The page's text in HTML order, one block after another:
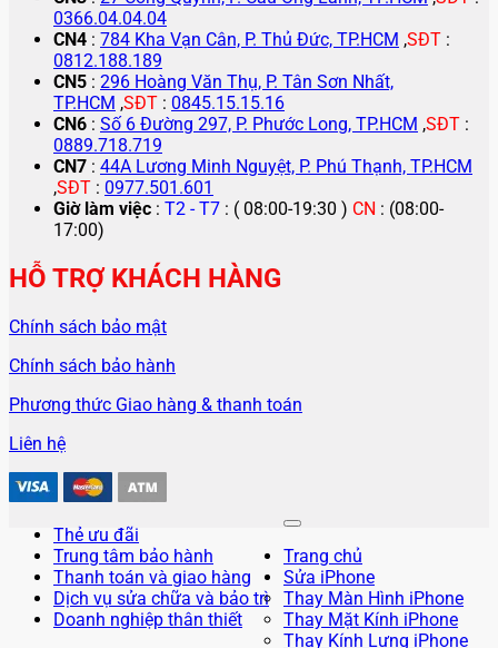
0366.04.04.04
CN4 : 784 Kha Vạn Cân, P. Thủ Đức, TP.HCM ,SĐT :
0812.188.189
CN5 : 296 Hoàng Văn Thụ, P. Tân Sơn Nhất,
TP.HCM ,SĐT : 0845.15.15.16
CN6 : Số 6 Đường 297, P. Phước Long, TP.HCM ,SĐT :
0889.718.719
CN7 : 44A Lương Minh Nguyệt, P. Phú Thạnh, TP.HCM
,SĐT : 0977.501.601
Giờ làm việc : T2 - T7 : ( 08:00-19:30 ) CN : (08:00-
17:00)
HỖ TRỢ KHÁCH HÀNG
Chính sách bảo mật
Chính sách bảo hành
Phương thức Giao hàng & thanh toán
Liên hệ
Thẻ ưu đãi
Trung tâm bảo hành
Thanh toán và giao hàng
Dịch vụ sửa chữa và bảo trì
Doanh nghiệp thân thiết
Trang chủ
Sửa iPhone
Thay Màn Hình iPhone
Thay Mặt Kính iPhone
Thay Kính Lưng iPhone